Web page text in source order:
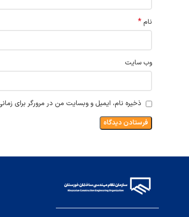
نام*
وب‌ سایت
ذخیره نام، ایمیل و وبسایت من در مرورگر برای